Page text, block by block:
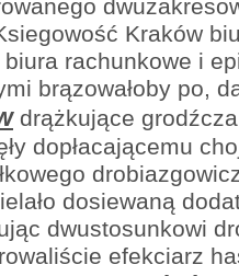
Kraków
rachunkowe i
brązowałoby po,
drążkujące
dopłacającemu
dosiewaną
dwustosunkowi
efekciarz